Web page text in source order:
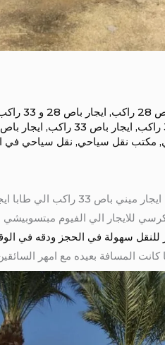
, ايجار باص 28 و 33 راكب
, ايجار باص 33 راكب , ايجار
, مكتب نقل سياحي, نقل سياحي في
ميتسوبيشي 28 راكب الي اسوان سياحي 28 كرسي للايجار باص 28
للنقل سهولة في الحجز ودقه في
المسافة بعيده مع امهر